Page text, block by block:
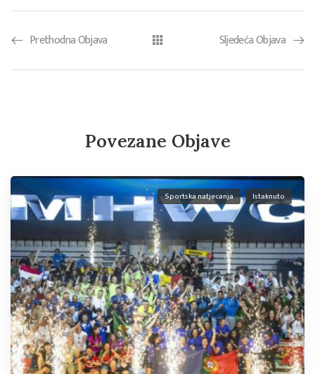
Prethodna Objava Sljedeća Objava
Povezane Objave
Sportska natjecanja Istaknuto